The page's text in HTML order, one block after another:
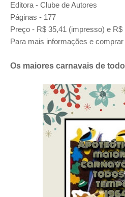
Editora - Clube de Autores
Páginas - 177
Preço - R$ 35,41 (impresso) e R$
Para mais informações e comprar
Os maiores carnavais de